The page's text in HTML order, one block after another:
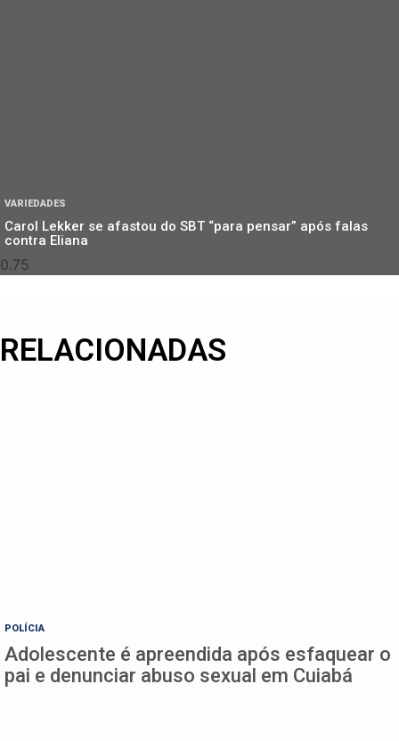
VARIEDADES
Carol Lekker se afastou do SBT “para pensar” após falas
contra Eliana
RELACIONADAS
POLÍCIA
Adolescente é apreendida após esfaquear o
pai e denunciar abuso sexual em Cuiabá